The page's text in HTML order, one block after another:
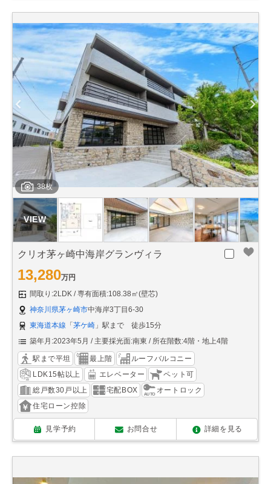
38枚
クリオ茅ヶ崎中海岸グランヴィラ
13,280万円
間取り:2LDK
専有面積:108.38㎡(壁芯)
神奈川県茅ヶ崎市中海岸3丁目6-30
東海道本線 「茅ケ崎 」駅まで 徒歩15分
築年月:2023年5月
主要採光面:南東 所在階数:4階・地上4階
駅まで平坦 最上階
ルーフバルコニー
LDK15帖以上
エレベーター
ペット可
総戸数30戸以上
宅配BOX
オートロック
住宅ローン控除
見学予約 お問合せ 詳細を見る